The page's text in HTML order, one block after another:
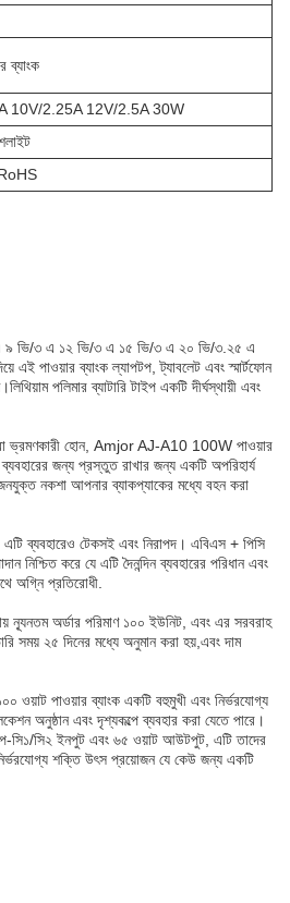
ব্যাংক
10V/2.25A 12V/2.5A 30W
৯ ভি/৩ এ ১২ ভি/৩ এ ১৫ ভি/৩ এ ২০ ভি/৩.২৫ এ
এই পাওয়ার ব্যাংক ল্যাপটপ, ট্যাবলেট এবং স্মার্টফোন
পলিমার ব্যাটারি টাইপ একটি দীর্ঘস্থায়ী এবং
ভ্রমণকারী হোন, Amjor AJ-A10 100W পাওয়ার
জন্য প্রস্তুত রাখার জন্য একটি অপরিহার্য
নকশা আপনার ব্যাকপ্যাকের মধ্যে বহন করা
এটি ব্যবহারেও টেকসই এবং নিরাপদ। এবিএস + পিসি
নিশ্চিত করে যে এটি দৈনন্দিন ব্যবহারের পরিধান এবং
অগ্নি প্রতিরোধী.
ন্যূনতম অর্ডার পরিমাণ ১০০ ইউনিট, এবং এর সরবরাহ
সময় ২৫ দিনের মধ্যে অনুমান করা হয়,এবং দাম
ওয়াট পাওয়ার ব্যাংক একটি বহুমুখী এবং নির্ভরযোগ্য
অনুষ্ঠান এবং দৃশ্যকল্পে ব্যবহার করা যেতে পারে।
সি১/সি২ ইনপুট এবং ৬৫ ওয়াট আউটপুট, এটি তাদের
শক্তি উৎস প্রয়োজন যে কেউ জন্য একটি